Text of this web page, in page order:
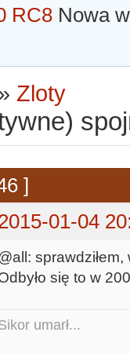
RC8 Nowa
Zloty
]
01-04
się to w
umarł...